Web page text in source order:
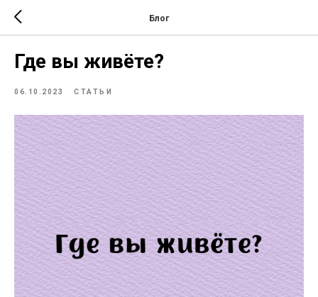
Блог
Где вы живёте?
06.10.2023 СТАТЬИ